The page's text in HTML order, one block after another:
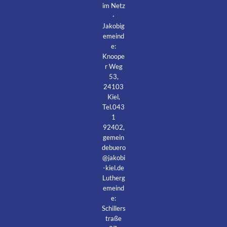
im Netz
·
Jakobig
emeind
e:
Knoope
r Weg
53,
24103
Kiel,
Tel.043
1
92402,
gemein
debuero
@jakobi
-kiel.de
Lutherg
emeind
e:
Schillers
traße